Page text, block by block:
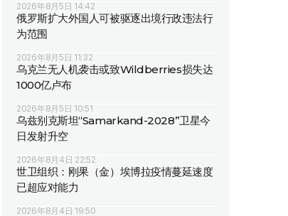
2026年8月5日 14:42
俄罗斯扩大外国人可被驱逐出境行政违法行
为范围
2026年8月5日 11:32
乌克兰无人机袭击或致Wildberries损失达
1000亿卢布
2026年8月5日 10:51
乌兹别克斯坦“Samarkand-2028”卫星今
日发射升空
2026年8月4日 22:52
世卫组织：刚果（金）埃博拉疫情蔓延速度
已超应对能力
2026年8月4日 19:50